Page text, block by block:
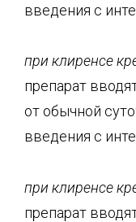
введения с
при клиренсе
препарат
от обычной
введения с
при клиренсе
препарат